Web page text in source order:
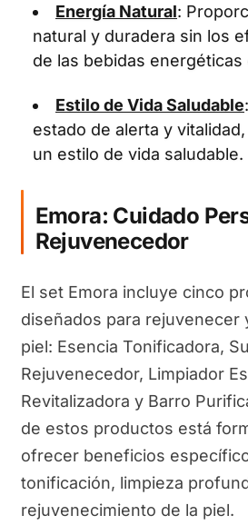
Energía Natural:
natural y duradera sin los
de las bebidas
Estilo de Vida Saludable
estado de alerta y
un estilo de vida saludable.
Emora: Cuidado
Rejuvenecedor
El set Emora incluye cinco
diseñados para rejuvenecer
piel: Esencia Tonificadora,
Rejuvenecedor, Limpiador
Revitalizadora y Barro
de estos productos está
ofrecer beneficios
tonificación, limpieza
rejuvenecimiento de la piel.